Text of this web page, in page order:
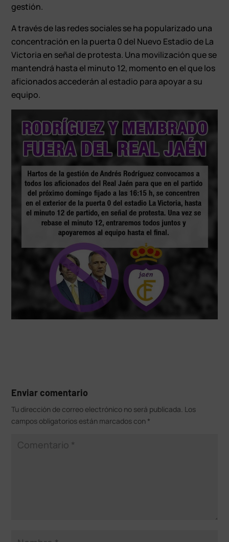
gestión.
A través de las redes sociales se ha popularizado una
concentración en la puerta 0 del Nuevo Estadio de La
Victoria en señal de protesta. Una movilización que se
mantendrá hasta el minuto 12, momento en el que los
aficionados accederán al estadio para apoyar a su
equipo.
Enviar comentario
Tu dirección de correo electrónico no será publicada. Los
campos obligatorios están marcados con *